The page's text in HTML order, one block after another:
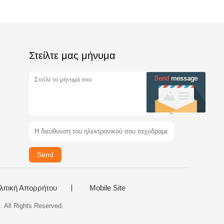
Στείλτε μας μήνυμα
Send
Απορρήτου Mobile Site
All Rights Reserved.